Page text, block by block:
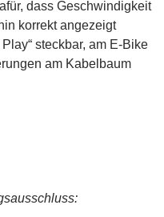
dass Geschwindigkeit
korrekt angezeigt
steckbar, am E-Bike
am Kabelbaum